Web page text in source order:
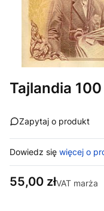
Tajlandia
Zapytaj o produkt
Dowiedz się więcej o
Cena
55,00 złVAT marża